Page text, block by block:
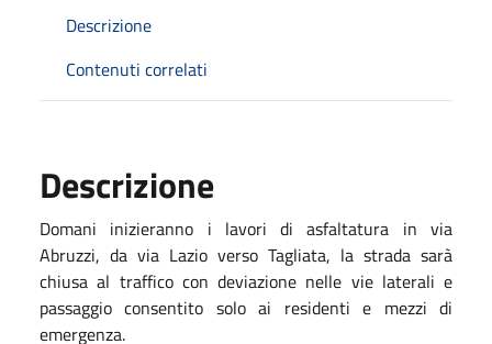
Descrizione
Contenuti correlati
Descrizione
Domani inizieranno i lavori di asfaltatura in via
Abruzzi, da via Lazio verso Tagliata, la strada sarà
chiusa al traffico con deviazione nelle vie laterali e
passaggio consentito solo ai residenti e mezzi di
emergenza.